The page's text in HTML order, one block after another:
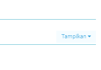
Tampilkan